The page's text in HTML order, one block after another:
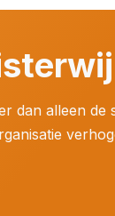
dan alleen